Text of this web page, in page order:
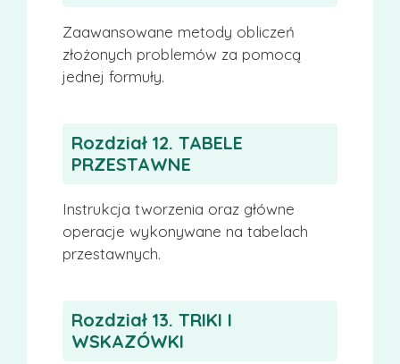
Zaawansowane metody obliczeń
złożonych problemów za pomocą
jednej formuły.
Rozdział 12. TABELE
PRZESTAWNE
Instrukcja tworzenia oraz główne
operacje wykonywane na tabelach
przestawnych.
Rozdział 13. TRIKI I
WSKAZÓWKI